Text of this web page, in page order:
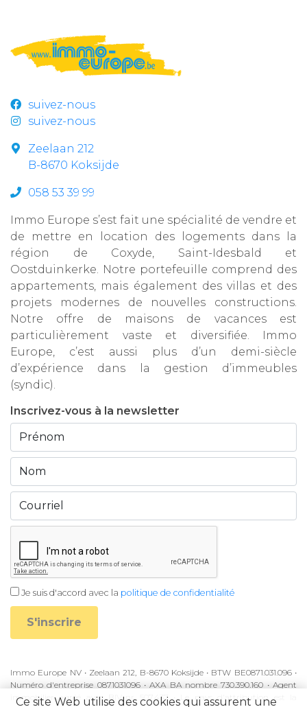
suivez-nous
suivez-nous
Zeelaan 212
B-8670 Koksijde
058 53 39 99
Immo Europe s’est fait une spécialité de vendre et
de mettre en location des logements dans la
région de Coxyde, Saint-Idesbald et
Oostduinkerke. Notre portefeuille comprend des
appartements, mais également des villas et des
projets modernes de nouvelles constructions.
Notre offre de maisons de vacances est
particulièrement vaste et diversifiée. Immo
Europe, c’est aussi plus d’un demi-siècle
d’expérience dans la gestion d’immeubles
(syndic).
Inscrivez-vous à la newsletter
Je suis d'accord avec la politique de confidentialité
S'inscrire
Immo Europe NV • Zeelaan 212, B-8670 Koksijde • BTW BE0871.031.096 •
Numéro d'entreprise 0871031096 • AXA BA nombre 730.390.160 • Agent
immobilier agréé avec BIV-nr 507.437 • Le pays d'attribution est la
Ce site Web utilise des cookies qui assurent une